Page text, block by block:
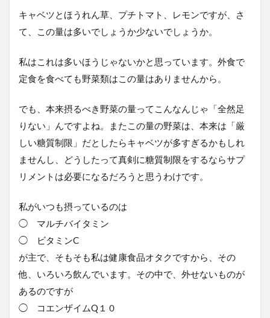
キャベツとほうれん草、プチトマト、レモンですが、さ
て、この量は多いでしょうか少ないでしょうか。
私はこれは多いほうじゃないかと思っています。外食で
定食を食べても野菜類はこの量はありませんから。
でも、本来摂るべき野菜の量ってこんなんじゃ「全然足
りない」んですよね。またこの量の野菜は、本来は「厳
しい糖質制限」だとしたらキャベツが多すぎるかもしれ
ませんし、どうしたって真剣に糖質制限をするならサプ
リメントは必要になるだろうと思うわけです。
私がいつも摂っているのは
◯ マルチバイタミン
◯ ビタミンC
が主で、そもそも私は健康食品オタクですから、その
他、いろいろ飲んでいます。その中で、外せないものが
あるのですが
◯ コエンザイムQ１０